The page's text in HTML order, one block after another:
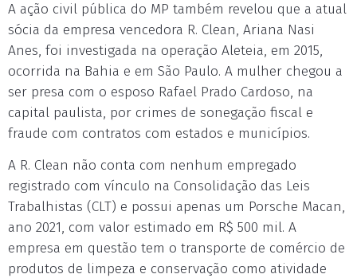
A ação civil pública do MP também revelou que a atual
sócia da empresa vencedora R. Clean, Ariana Nasi
Anes, foi investigada na operação Aleteia, em 2015,
ocorrida na Bahia e em São Paulo. A mulher chegou a
ser presa com o esposo Rafael Prado Cardoso, na
capital paulista, por crimes de sonegação fiscal e
fraude com contratos com estados e municípios.
A R. Clean não conta com nenhum empregado
registrado com vínculo na Consolidação das Leis
Trabalhistas (CLT) e possui apenas um Porsche Macan,
ano 2021, com valor estimado em R$ 500 mil. A
empresa em questão tem o transporte de comércio de
produtos de limpeza e conservação como atividade